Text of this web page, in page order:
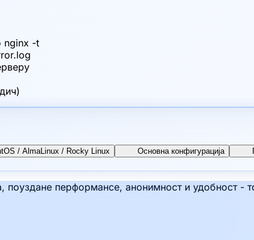
nginx -t
/ AlmaLinux / Rocky Linux Основна конфигурација
перформансе, анонимност и удобност -